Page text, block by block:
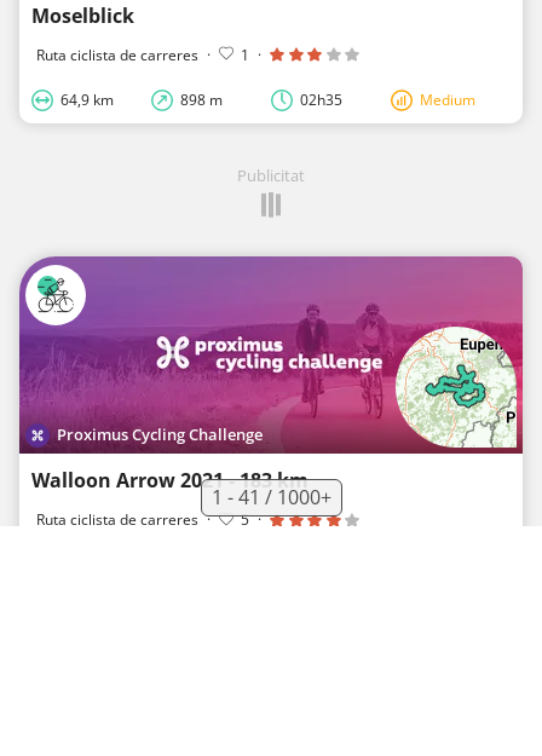
Moselblick
Ruta ciclista de carreres · 1 ·
64,9 km 898 m 02h35 Medium
Publicitat
Proximus Cycling Challenge
Walloon Arrow 2021 - 183 km
Ruta ciclista de carreres · 5 ·
1 - 41 / 1000+